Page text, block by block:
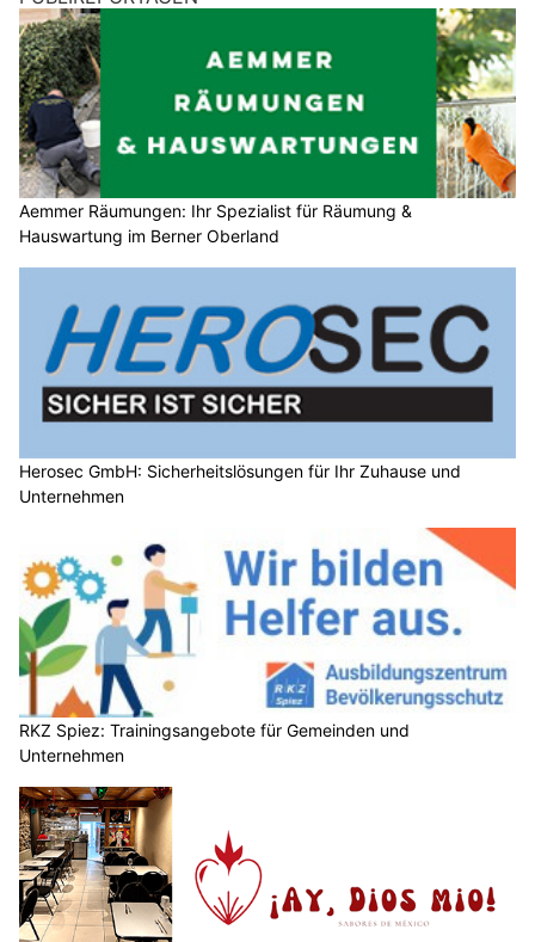
Aemmer Räumungen: Ihr Spezialist für Räumung &
Hauswartung im Berner Oberland
Herosec GmbH: Sicherheitslösungen für Ihr Zuhause und
Unternehmen
RKZ Spiez: Trainingsangebote für Gemeinden und
Unternehmen